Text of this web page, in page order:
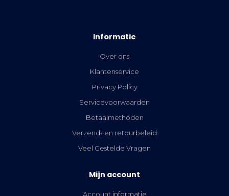
Informatie
Over ons
Klantenservice
Privacy Policy
Servicevoorwaarden
Betaalmethoden
Verzend- en retourbeleid
Veel Gestelde Vragen
Mijn account
Account informatie